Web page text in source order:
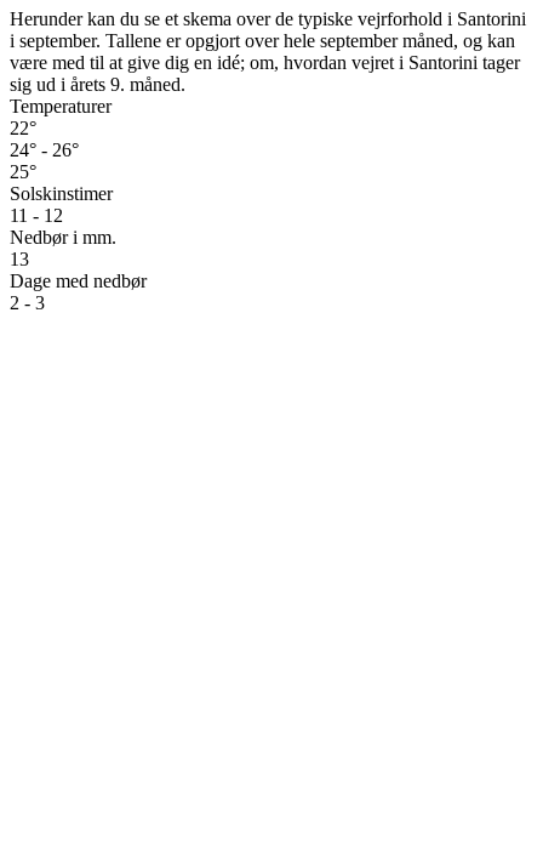
Herunder kan du se et skema over de typiske vejrforhold i Santorini
i september. Tallene er opgjort over hele september måned, og kan
være med til at give dig en idé; om, hvordan vejret i Santorini tager
sig ud i årets 9. måned.
Temperaturer
22°
24° - 26°
25°
Solskinstimer
11 - 12
Nedbør i mm.
13
Dage med nedbør
2 - 3